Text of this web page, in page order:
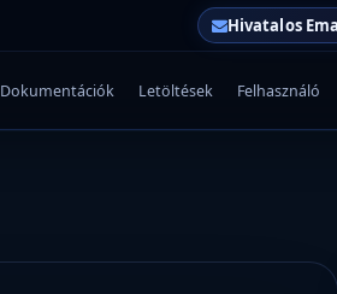
Hivatalos
Dokumentációk Letöltések Felhasználó